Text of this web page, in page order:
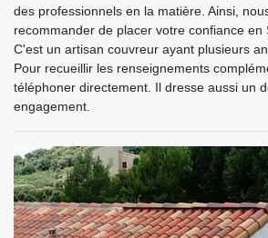
des professionnels en la matière. Ainsi,
recommander de placer votre confiance en
C'est un artisan couvreur ayant plusieurs
Pour recueillir les renseignements
téléphoner directement. Il dresse aussi un
engagement.